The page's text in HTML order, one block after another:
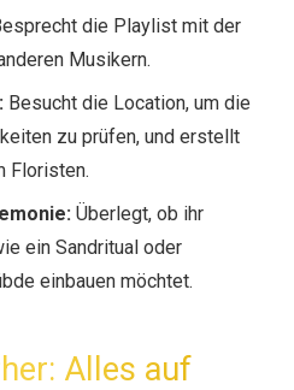
die Playlist mit der
Musikern.
Besucht die Location, um die
zu prüfen, und erstellt
Floristen.
Überlegt, ob ihr
ein Sandritual oder
einbauen möchtet.
Alles auf